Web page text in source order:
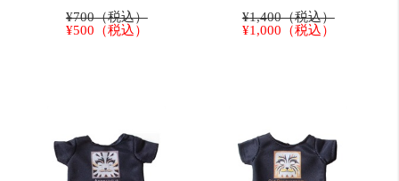
¥700（税込）
¥500（税込）
¥1,400（税込）
¥1,000（税込）